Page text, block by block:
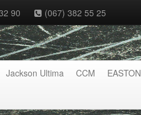
90 (067) 382 55 25
Jackson Ultima CCM EASTON